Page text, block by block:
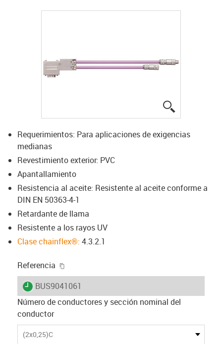
Requerimientos: Para aplicaciones de exigencias
medianas
Revestimiento exterior: PVC
Apantallamiento
Resistencia al aceite: Resistente al aceite conforme a
DIN EN 50363-4-1
Retardante de llama
Resistente a los rayos UV
Clase chainflex®: 4.3.2.1
Referencia
igus-icon-lieferzeit
BUS9041061
Número de conductores y sección nominal del
conductor
(2x0,25)C